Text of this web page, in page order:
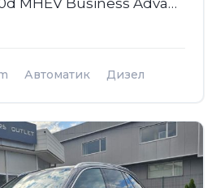
Автоматик
Дизел